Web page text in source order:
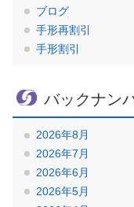
ブログ
手形再割引
手形割引
バックナン
2026年8月
2026年7月
2026年6月
2026年5月